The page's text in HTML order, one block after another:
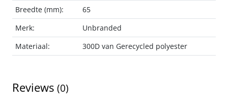
Breedte (mm):
65
Merk:
Unbranded
Materiaal:
300D van Gerecycled polyester
Reviews (0)